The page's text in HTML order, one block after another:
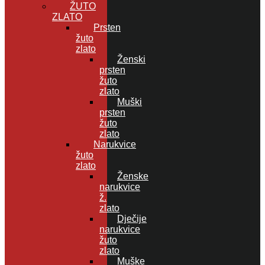
ŽUTO
ZLATO
Prsten
žuto
zlato
Ženski
prsten
žuto
zlato
Muški
prsten
žuto
zlato
Narukvice
žuto
zlato
Ženske
narukvice
ž.
zlato
Dječije
narukvice
žuto
zlato
Muške